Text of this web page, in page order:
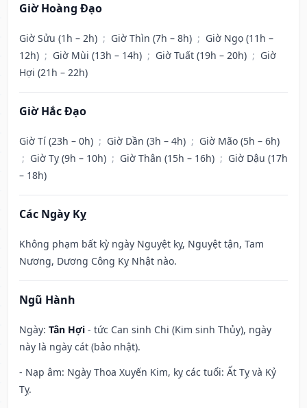
Giờ Hoàng Đạo
Giờ Sửu (1h – 2h) ; Giờ Thìn (7h – 8h) ; Giờ Ngọ (11h –
12h) ; Giờ Mùi (13h – 14h) ; Giờ Tuất (19h – 20h) ; Giờ
Hợi (21h – 22h)
Giờ Hắc Đạo
Giờ Tí (23h – 0h) ; Giờ Dần (3h – 4h) ; Giờ Mão (5h – 6h)
; Giờ Tỵ (9h – 10h) ; Giờ Thân (15h – 16h) ; Giờ Dậu (17h
– 18h)
Các Ngày Kỵ
Không phạm bất kỳ ngày Nguyệt kỵ, Nguyệt tận, Tam
Nương, Dương Công Kỵ Nhật nào.
Ngũ Hành
Ngày: Tân Hợi - tức Can sinh Chi (Kim sinh Thủy), ngày
này là ngày cát (bảo nhật).
- Nạp âm: Ngày Thoa Xuyến Kim, kỵ các tuổi: Ất Tỵ và Kỷ
Tỵ.